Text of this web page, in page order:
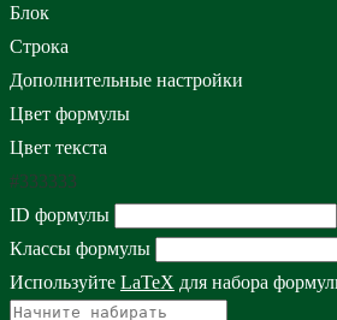
Блок
Строка
Дополнительные настройки
Цвет формулы
Цвет текста
#333333
ID формулы
Классы формулы
Используйте LaTeX для набора